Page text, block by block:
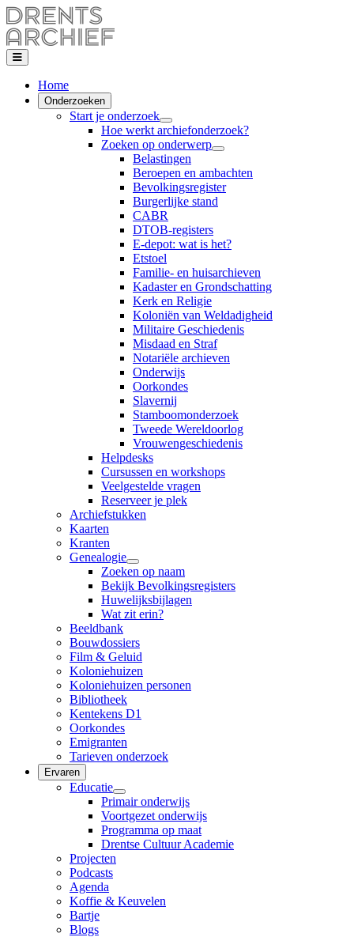
Home
Onderzoeken
Start je onderzoek
Hoe werkt archiefonderzoek?
Zoeken op onderwerp
Belastingen
Beroepen en ambachten
Bevolkingsregister
Burgerlijke stand
CABR
DTOB-registers
E-depot: wat is het?
Etstoel
Familie- en huisarchieven
Kadaster en Grondschatting
Kerk en Religie
Koloniën van Weldadigheid
Militaire Geschiedenis
Misdaad en Straf
Notariële archieven
Onderwijs
Oorkondes
Slavernij
Stamboomonderzoek
Tweede Wereldoorlog
Vrouwengeschiedenis
Helpdesks
Cursussen en workshops
Veelgestelde vragen
Reserveer je plek
Archiefstukken
Kaarten
Kranten
Genealogie
Zoeken op naam
Bekijk Bevolkingsregisters
Huwelijksbijlagen
Wat zit erin?
Beeldbank
Bouwdossiers
Film & Geluid
Koloniehuizen
Koloniehuizen personen
Bibliotheek
Kentekens D1
Oorkondes
Emigranten
Tarieven onderzoek
Ervaren
Educatie
Primair onderwijs
Voortgezet onderwijs
Programma op maat
Drentse Cultuur Academie
Projecten
Podcasts
Agenda
Koffie & Keuvelen
Bartje
Blogs